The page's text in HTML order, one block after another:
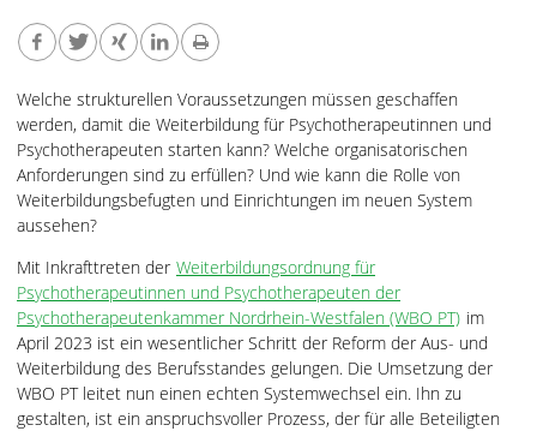
Welche strukturellen Voraussetzungen müssen geschaffen
werden, damit die Weiterbildung für Psychotherapeutinnen und
Psychotherapeuten starten kann? Welche organisatorischen
Anforderungen sind zu erfüllen? Und wie kann die Rolle von
Weiterbildungsbefugten und Einrichtungen im neuen System
aussehen?
Mit Inkrafttreten der Weiterbildungsordnung für
Psychotherapeutinnen und Psychotherapeuten der
Psychotherapeutenkammer Nordrhein-Westfalen (WBO PT) im
April 2023 ist ein wesentlicher Schritt der Reform der Aus- und
Weiterbildung des Berufsstandes gelungen. Die Umsetzung der
WBO PT leitet nun einen echten Systemwechsel ein. Ihn zu
gestalten, ist ein anspruchsvoller Prozess, der für alle Beteiligten